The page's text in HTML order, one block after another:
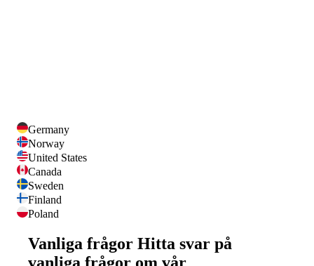
Germany
Norway
United States
Canada
Sweden
Finland
Poland
Vanliga frågor Hitta svar på
vanliga frågor om vår